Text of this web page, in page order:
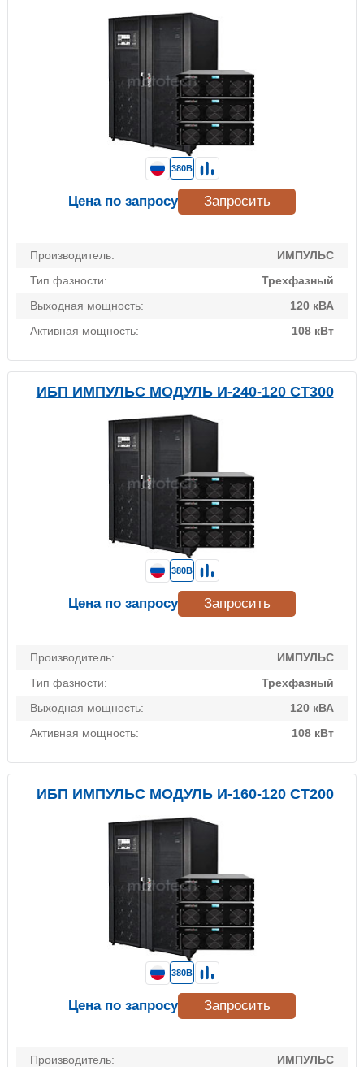
Производитель:
ИМПУЛЬС
Тип фазности:
Трехфазный
Выходная мощность:
120 кВА
Активная мощность:
108 кВт
380В
Цена по запросу Запросить
ИБП ИМПУЛЬС МОДУЛЬ И-240-120 СТ300
Производитель:
ИМПУЛЬС
Тип фазности:
Трехфазный
Выходная мощность:
120 кВА
Активная мощность:
108 кВт
380В
Цена по запросу Запросить
ИБП ИМПУЛЬС МОДУЛЬ И-160-120 СТ200
Производитель:
ИМПУЛЬС
380В
Цена по запросу Запросить